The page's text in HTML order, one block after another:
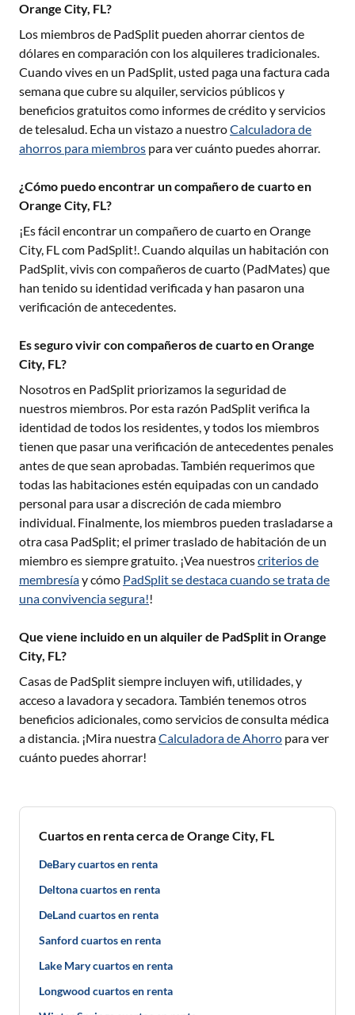
Orange City, FL?
Los miembros de PadSplit pueden ahorrar cientos de
dólares en comparación con los alquileres tradicionales.
Cuando vives en un PadSplit, usted paga una factura cada
semana que cubre su alquiler, servicios públicos y
beneficios gratuitos como informes de crédito y servicios
de telesalud. Echa un vistazo a nuestroCalculadora de
ahorros para miembros para ver cuánto puedes ahorrar.
¿Cómo puedo encontrar un compañero de cuarto en
Orange City, FL?
¡Es fácil encontrar un compañero de cuarto en Orange
City, FLcom PadSplit!. Cuando alquilas un habitación con
PadSplit, vivis con compañeros de cuarto (PadMates) que
han tenido su identidad verificada y han pasaron una
verificación de antecedentes.
Es seguro vivir con compañeros de cuarto en Orange
City, FL?
Nosotros en PadSplit priorizamos la seguridad de
nuestros miembros. Por esta razón PadSplit verifica la
identidad de todos los residentes, y todos los miembros
tienen que pasar una verificación de antecedentes penales
antes de que sean aprobadas. También requerimos que
todas las habitaciones estén equipadas con un candado
personal para usar a discreción de cada miembro
individual. Finalmente, los miembros pueden trasladarse a
otra casa PadSplit; el primer traslado de habitación de un
miembro es siempre gratuito. ¡Vea nuestroscriterios de
membresíay cómo PadSplit se destaca cuando se trata de
una convivencia segura!!
Que viene incluido en un alquiler de PadSplit in Orange
City, FL?
Casas de PadSplit siempre incluyen wifi, utilidades, y
acceso a lavadora y secadora. También tenemos otros
beneficios adicionales, como servicios de consulta médica
a distancia. ¡Mira nuestraCalculadora de Ahorro para ver
cuánto puedes ahorrar!
Cuartos en renta cerca de Orange City, FL
DeBary cuartos en renta
Deltona cuartos en renta
DeLand cuartos en renta
Sanford cuartos en renta
Lake Mary cuartos en renta
Longwood cuartos en renta